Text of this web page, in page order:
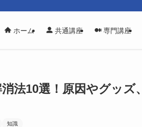
ホーム 共通講座 専門講座
法10選！原因やグッズ
知識